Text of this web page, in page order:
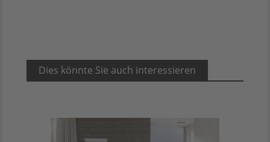
Dies könnte Sie auch interessieren